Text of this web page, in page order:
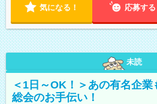
気になる！ 応募する
未読
＜1日～OK！＞あの有名企
総会のお手伝い！